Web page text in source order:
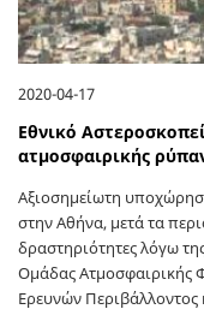
2020-04-17
Εθνικό
ατμοσφαιρικής
Αξιοσημείωτη
στην Αθήνα, μετά τα
δραστηριότητες λόγω
Ομάδας Ατμοσφαιρικής
Ερευνών